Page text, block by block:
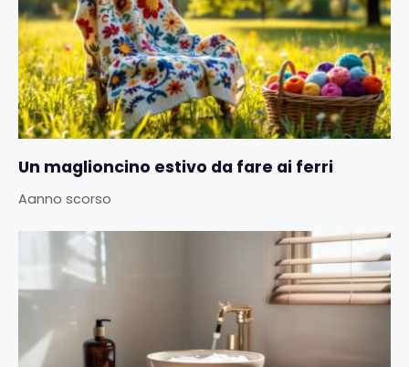
Un maglioncino estivo da fare ai ferri
Aanno scorso